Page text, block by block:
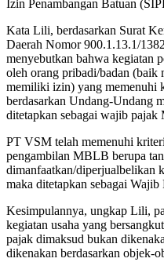
Izin Penambangan Batuan
Kata Lili, berdasarkan Surat
Daerah Nomor 900.1.13.1/
menyebutkan bahwa kegiatan
oleh orang pribadi/badan (baik
memiliki izin) yang memenuhi
berdasarkan Undang-Undang
ditetapkan sebagai wajib
⁠PT VSM telah memenuhi
pengambilan MBLB berupa
dimanfaatkan/diperjualbelikan
maka ditetapkan sebagai
Kesimpulannya, ungkap Lili,
kegiatan usaha yang
pajak dimaksud bukan
dikenakan berdasarkan objek-